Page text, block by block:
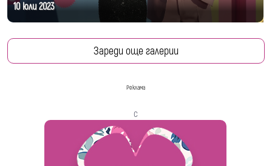
10 юли 2023
Зареди още галерии
Реклама
с